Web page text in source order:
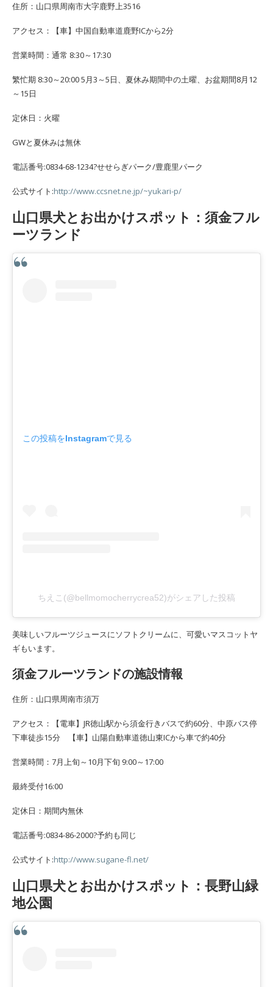
住所：山口県周南市大字鹿野上3516
アクセス：【車】中国自動車道鹿野ICから2分
営業時間：通常 8:30～17:30
繁忙期 8:30～20:00 5月3～5日、夏休み期間中の土曜、お盆期間8月12
～15日
定休日：火曜
GWと夏休みは無休
電話番号:0834-68-1234?せせらぎパーク/豊鹿里パーク
公式サイト:http://www.ccsnet.ne.jp/~yukari-p/
山口県犬とお出かけスポット：須金フル
ーツランド
この投稿をInstagramで見る
ちえこ(@bellmomocherrycrea52)がシェアした投稿
美味しいフルーツジュースにソフトクリームに、可愛いマスコットヤ
ギもいます。
須金フルーツランドの施設情報
住所：山口県周南市須万
アクセス：【電車】JR徳山駅から須金行きバスで約60分、中原バス停
下車徒歩15分 【車】山陽自動車道徳山東ICから車で約40分
営業時間：7月上旬～10月下旬 9:00～17:00
最終受付16:00
定休日：期間内無休
電話番号:0834-86-2000?予約も同じ
公式サイト:http://www.sugane-fl.net/
山口県犬とお出かけスポット：長野山緑
地公園